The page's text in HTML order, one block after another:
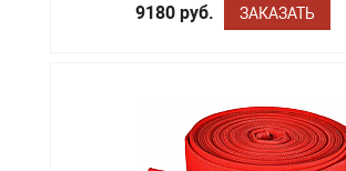
9180 руб. ЗАКАЗАТЬ